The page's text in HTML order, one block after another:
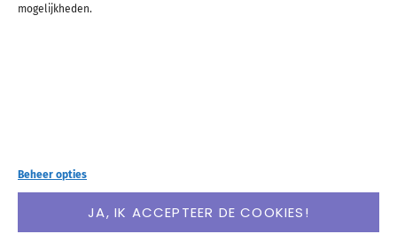
mogelijkheden.
Beheer opties
JA, IK ACCEPTEER DE COOKIES!